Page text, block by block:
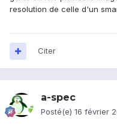
resolution de celle d'un
Citer
a-spec
Posté(e) 16 février